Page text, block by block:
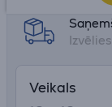
Veikals